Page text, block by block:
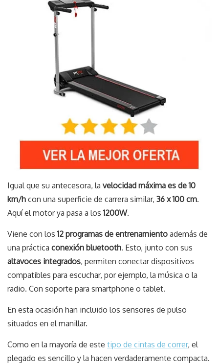
Igual que su antecesora, la velocidad máxima es de 10
km/h con una superficie de carrera similar, 36 x 100 cm.
Aquí el motor ya pasa a los1200W.
Viene con los12 programas de entrenamiento además de
una práctica conexión bluetooth. Esto, junto con sus
altavoces integrados, permiten conectar dispositivos
compatibles para escuchar, por ejemplo, la música o la
radio. Con soporte para smartphone o tablet.
En esta ocasión han incluido los sensores de pulso
situados en el manillar.
Como en la mayoría de este tipo de cintas de correr, el
plegado es sencillo y la hacen verdaderamente compacta.